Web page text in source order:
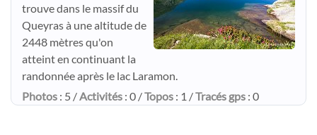
trouve dans le massif du
Queyras à une altitude de
2448 mètres qu'on
atteint en continuant la
randonnée après le lac Laramon.
Photos : 5 / Activités : 0 /Topos : 1 /Tracés gps : 0